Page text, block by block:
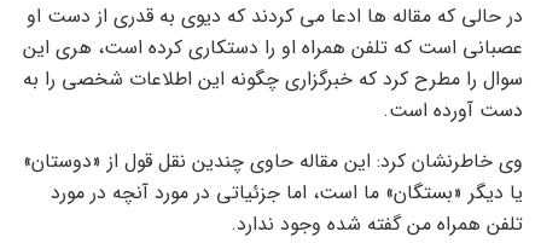
در حالی که مقاله ها ادعا می کردند که دیوی به قدری از دست او
عصبانی است که تلفن همراه او را دستکاری کرده است، هری این
سوال را مطرح کرد که خبرگزاری چگونه این اطلاعات شخصی را به
دست آورده است.
وی خاطرنشان کرد: این مقاله حاوی چندین نقل قول از «دوستان»
یا دیگر «بستگان» ما است، اما جزئیاتی در مورد آنچه در مورد
تلفن همراه من گفته شده وجود ندارد.